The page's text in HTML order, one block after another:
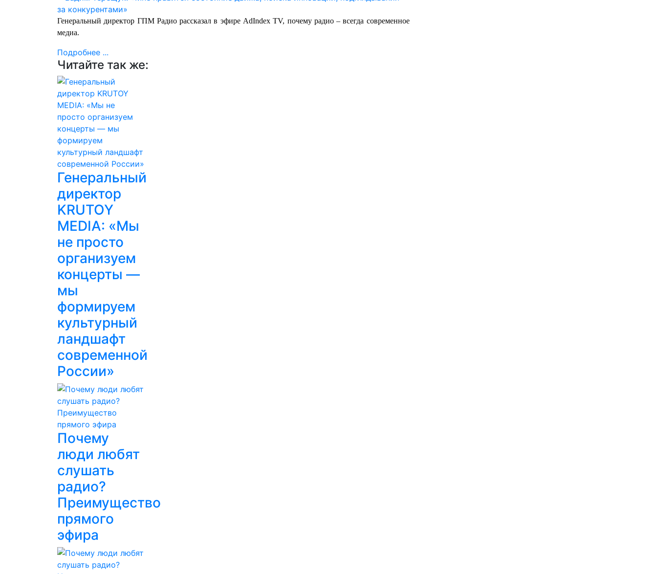
Генеральный директор ГПМ Радио рассказал в эфире AdIndex TV, почему радио – всегда современное
медиа.
Подробнее ...
Читайте так же:
Генеральный
директор
KRUTOY
MEDIA: «Мы
не просто
организуем
концерты —
мы
формируем
культурный
ландшафт
современной
России»
Почему
люди любят
слушать
радио?
Преимущество
прямого
эфира